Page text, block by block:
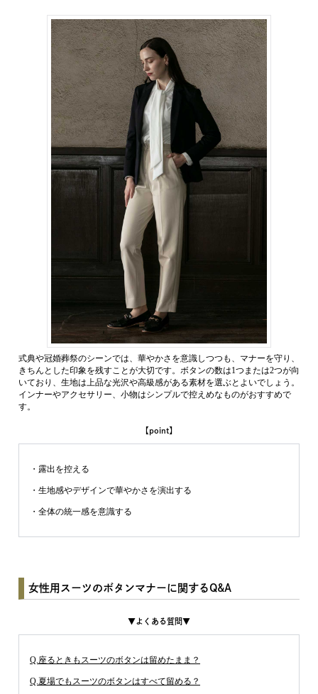
式典や冠婚葬祭のシーンでは、華やかさを意識しつつも、マナーを守り、
きちんとした印象を残すことが大切です。ボタンの数は1つまたは2つが向
いており、生地は上品な光沢や高級感がある素材を選ぶとよいでしょう。
インナーやアクセサリー、小物はシンプルで控えめなものがおすすめで
す。
【point】
・露出を控える
・生地感やデザインで華やかさを演出する
・全体の統一感を意識する
女性用スーツのボタンマナーに関するQ&A
▼よくある質問▼
Q.座るときもスーツのボタンは留めたまま？
Q.夏場でもスーツのボタンはすべて留める？